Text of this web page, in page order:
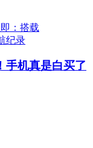
手机真是白买了